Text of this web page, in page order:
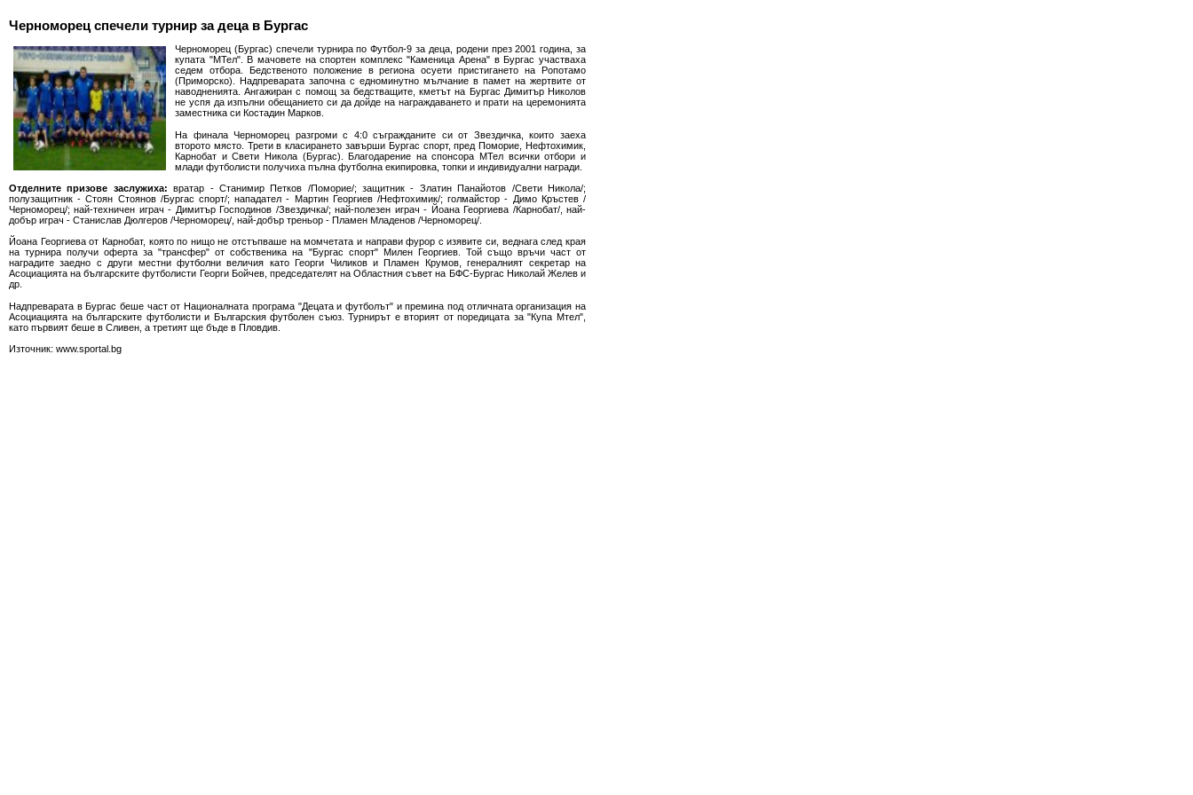
Черноморец спечели турнир за деца в Бургас
Черноморец (Бургас) спечели турнира по Футбол-9 за деца, родени през 2001 година, за
купата "МТел". В мачовете на спортен комплекс "Каменица Арена" в Бургас участваха
седем отбора. Бедственото положение в региона осуети пристигането на Ропотамо
(Приморско). Надпреварата започна с едноминутно мълчание в памет на жертвите от
наводненията. Ангажиран с помощ за бедстващите, кметът на Бургас Димитър Николов
не успя да изпълни обещанието си да дойде на награждаването и прати на церемонията
заместника си Костадин Марков.
На финала Черноморец разгроми с 4:0 съгражданите си от Звездичка, които заеха
второто място. Трети в класирането завърши Бургас спорт, пред Поморие, Нефтохимик,
Карнобат и Свети Никола (Бургас). Благодарение на спонсора МТел всички отбори и
млади футболисти получиха пълна футболна екипировка, топки и индивидуални награди.
Отделните призове заслужиха: вратар - Станимир Петков /Поморие/; защитник - Златин Панайотов /Свети Никола/;
полузащитник - Стоян Стоянов /Бургас спорт/; нападател - Мартин Георгиев /Нефтохимик/; голмайстор - Димо Кръстев /
Черноморец/; най-техничен играч - Димитър Господинов /Звездичка/; най-полезен играч - Йоана Георгиева /Карнобат/, най-
добър играч - Станислав Дюлгеров /Черноморец/, най-добър треньор - Пламен Младенов /Черноморец/.
Йоана Георгиева от Карнобат, която по нищо не отстъпваше на момчетата и направи фурор с изявите си, веднага след края
на турнира получи оферта за "трансфер" от собственика на "Бургас спорт" Милен Георгиев. Той също връчи част от
наградите заедно с други местни футболни величия като Георги Чиликов и Пламен Крумов, генералният секретар на
Асоциацията на българските футболисти Георги Бойчев, председателят на Областния съвет на БФС-Бургас Николай Желев и
др.
Надпреварата в Бургас беше част от Националната програма "Децата и футболът" и премина под отличната организация на
Асоциацията на българските футболисти и Българския футболен съюз. Турнирът е вторият от поредицата за "Купа Мтел",
като първият беше в Сливен, а третият ще бъде в Пловдив.
Източник: www.sportal.bg